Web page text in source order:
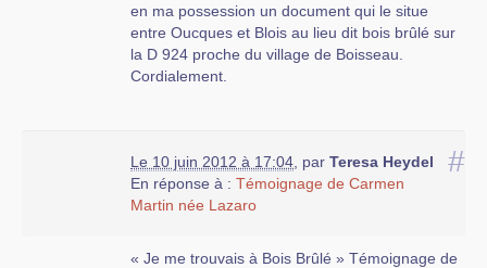
en ma possession un document qui le situe
entre Oucques et Blois au lieu dit bois brûlé sur
la D 924 proche du village de Boisseau.
Cordialement.
#
Le 10 juin 2012 à 17:04 par Teresa Heydel
En réponse à : Témoignage de Carmen
Martin née Lazaro
« Je me trouvais à Bois Brûlé » Témoignage de